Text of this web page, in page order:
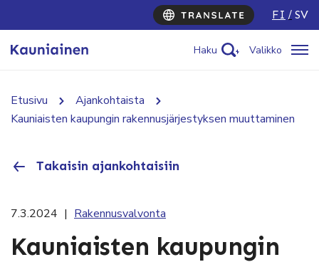
FI SV
Haku Valikko
Etusivu
Ajankohtaista
Kauniaisten kaupungin rakennusjärjestyksen muuttaminen
Takaisin ajankohtaisiin
7.3.2024 | Rakennusvalvonta
Kauniaisten kaupungin